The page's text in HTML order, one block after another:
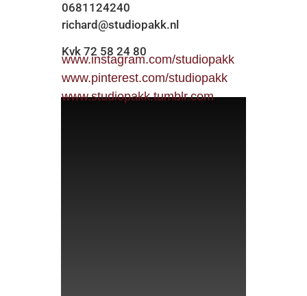
0681124240
richard@studiopakk.nl
Kvk 72 58 24 80
www.instagram.com/studiopakk
www.pinterest.com/studiopakk
www.studiopakk.tumblr.com